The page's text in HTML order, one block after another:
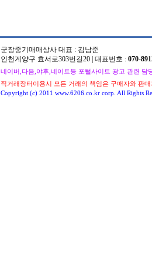
군장중기매매상사 대표 : 김남준
인천계양구 효서로303번길20 | 대표번호 : 070-
네이버,다음,야후,네이트등 포털사이트 광고 관련 담
직거래장터이용시 모든 거래의 책임은 구매자와 판
Copyright (c) 2011 www.6206.co.kr corp. All Rights